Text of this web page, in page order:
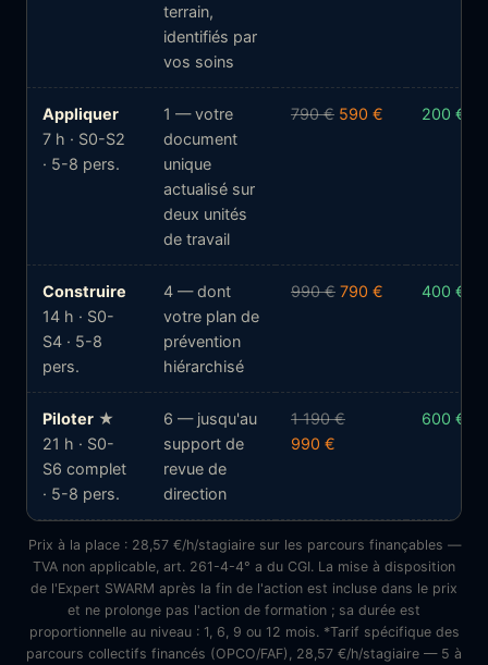
terrain,
identifiés par
vos soins
Appliquer
7 h · S0-S2
· 5-8 pers.
1 — votre
document
unique
actualisé sur
deux unités
de travail
790 € 590 € 200 €
Construire
14 h · S0-
S4 · 5-8
pers.
4 — dont
votre plan de
prévention
hiérarchisé
990 € 790 € 400 €
Piloter ★
21 h · S0-
S6 complet
· 5-8 pers.
6 — jusqu'au
support de
revue de
direction
1 190 €
990 €
600 €
Prix à la place : 28,57 €/h/stagiaire sur les parcours finançables —
TVA non applicable, art. 261-4-4° a du CGI. La mise à disposition
de l'Expert SWARM après la fin de l'action est incluse dans le prix
et ne prolonge pas l'action de formation ; sa durée est
proportionnelle au niveau : 1, 6, 9 ou 12 mois. *Tarif spécifique des
parcours collectifs financés (OPCO/FAF), 28,57 €/h/stagiaire — 5 à